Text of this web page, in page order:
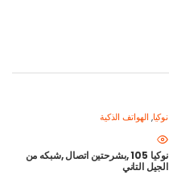
نوكيا, الهواتف الذكية
نوكيا 105 ,بشرحتين اتصال ,شبكه من
الجيل التاني